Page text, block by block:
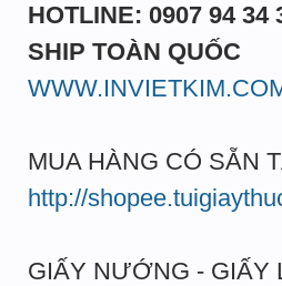
HOTLINE: 0907 94 34
SHIP TOÀN QUỐC
MUA HÀNG CÓ SẴN
http://
GIẤY NƯỚNG - GIẤY